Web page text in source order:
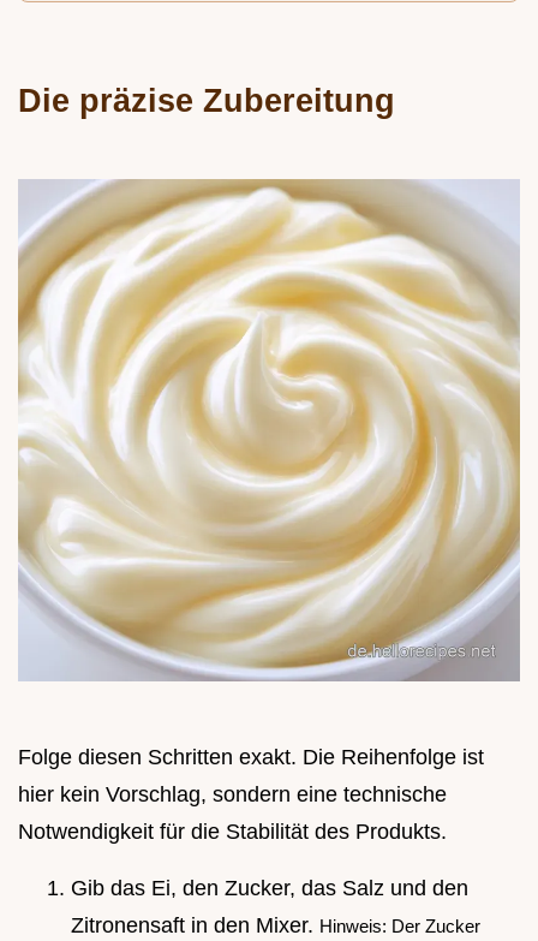
Die präzise Zubereitung
Folge diesen Schritten exakt. Die Reihenfolge ist
hier kein Vorschlag, sondern eine technische
Notwendigkeit für die Stabilität des Produkts.
Gib das Ei, den Zucker, das Salz und den
Zitronensaft in den Mixer. Hinweis: Der Zucker